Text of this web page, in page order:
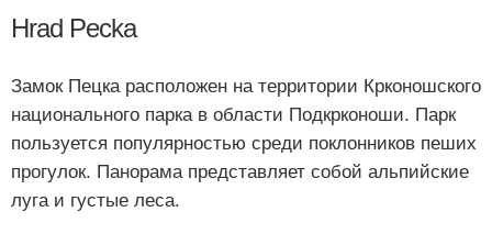
Hrad Pecka
Замок Пецка расположен на территории Крконошского
национального парка в области Подкрконоши. Парк
пользуется популярностью среди поклонников пеших
прогулок. Панорама представляет собой альпийские
луга и густые леса.